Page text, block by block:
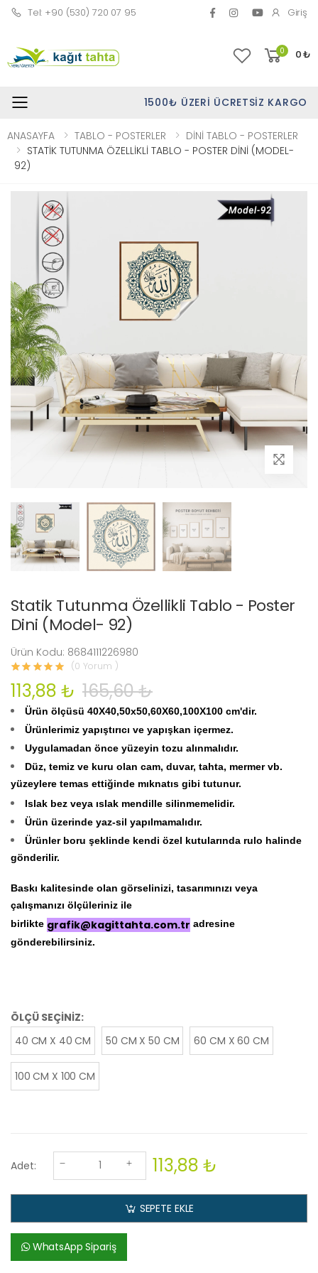
Tel: +90 (530) 720 07 95 Giriş
0 0₺
Toggle mobile menu1500₺ ÜZERI ÜCRETSIZ KARGO
ANASAYFA TABLO - POSTERLER
DİNİ TABLO - POSTERLER
STATİK TUTUNMA ÖZELLİKLİ TABLO - POSTER DİNİ (MODEL-
92)
Statik Tutunma Özellikli Tablo - Poster
Dini (Model- 92)
Ürün Kodu: 8684111226980
(0 Yorum )
113,88 ₺ 165,60 ₺
Ürün ölçüsü 40X40,50x50,60X60,100X100 cm'dir.
Ürünlerimiz yapıştırıcı ve yapışkan içermez.
Uygulamadan önce yüzeyin tozu alınmalıdır.
Düz, temiz ve kuru olan cam, duvar, tahta, mermer vb.
yüzeylere temas ettiğinde mıknatıs gibi tutunur.
Islak bez veya ıslak mendille silinmemelidir.
Ürün üzerinde yaz-sil yapılmamalıdır.
Ürünler boru şeklinde kendi özel kutularında rulo halinde
gönderilir.
Baskı kalitesinde olan görselinizi, tasarımınızı veya
çalışmanızı ölçüleriniz ile
birlikte grafik@kagittahta.com.tr adresine
gönderebilirsiniz.
ÖLÇÜ SEÇİNİZ:
40 CM X 40 CM
50 CM X 50 CM 60 CM X 60 CM
100 CM X 100 CM
Adet: 113,88 ₺
SEPETE EKLE
WhatsApp Sipariş